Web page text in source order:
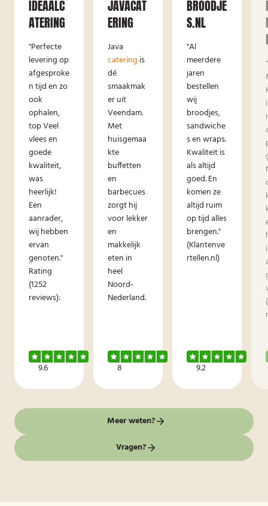
IDEAALC
ATERING
"Perfecte
levering op
afgesproke
n tijd en zo
ook
ophalen,
top Veel
vlees en
goede
kwaliteit,
was
heerlijk!
Een
aanrader,
wij hebben
ervan
genoten."
Rating
(1252
reviews):
9.6
JAVACAT
ERING
Java
catering is
dé
smaakmak
er uit
Veendam.
Met
huisgemaa
kte
buffetten
en
barbecues
zorgt hij
voor lekker
en
makkelijk
eten in
heel
Noord-
Nederland.
8
BROODJE
S.NL
"Al
meerdere
jaren
bestellen
wij
broodjes,
sandwiche
s en wraps.
Kwaliteit is
als altijd
goed. En
komen ze
altijd ruim
op tijd alles
brengen."
(Klantenve
rtellen.nl)
9.2
Meer weten?
Vragen?